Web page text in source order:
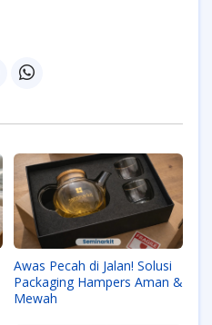
Awas Pecah di Jalan! Solusi
Packaging Hampers Aman &
Mewah